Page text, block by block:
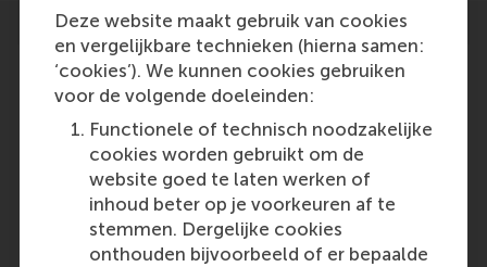
Deze website maakt gebruik van cookies
en vergelijkbare technieken (hierna samen:
‘cookies’). We kunnen cookies gebruiken
voor de volgende doeleinden:
Functionele of technisch noodzakelijke
cookies worden gebruikt om de
website goed te laten werken of
inhoud beter op je voorkeuren af te
stemmen. Dergelijke cookies
onthouden bijvoorbeeld of er bepaalde
Participants
Ken
Role: Faculty
Reference type: Written by